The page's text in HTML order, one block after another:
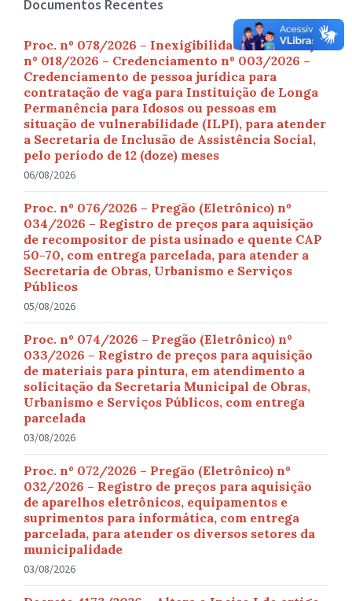
Documentos Recentes
Proc. nº 078/2026 – Inexigibilidade de Licitação
nº 018/2026 – Credenciamento nº 003/2026 –
Credenciamento de pessoa jurídica para
contratação de vaga para Instituição de Longa
Permanência para Idosos ou pessoas em
situação de vulnerabilidade (ILPI), para atender
a Secretaria de Inclusão de Assistência Social,
pelo período de 12 (doze) meses
06/08/2026
Proc. nº 076/2026 – Pregão (Eletrônico) nº
034/2026 – Registro de preços para aquisição
de recompositor de pista usinado e quente CAP
50-70, com entrega parcelada, para atender a
Secretaria de Obras, Urbanismo e Serviços
Públicos
05/08/2026
Proc. nº 074/2026 – Pregão (Eletrônico) nº
033/2026 – Registro de preços para aquisição
de materiais para pintura, em atendimento a
solicitação da Secretaria Municipal de Obras,
Urbanismo e Serviços Públicos, com entrega
parcelada
03/08/2026
Proc. nº 072/2026 – Pregão (Eletrônico) nº
032/2026 – Registro de preços para aquisição
de aparelhos eletrônicos, equipamentos e
suprimentos para informática, com entrega
parcelada, para atender os diversos setores da
municipalidade
03/08/2026